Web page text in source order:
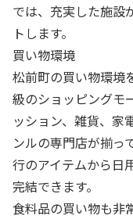
では、充実した施設
トします。
買い物環境
松前町の買い物環境
級のショッピングモ
ッション、雑貨、家
ンルの専門店が揃っ
行のアイテムから日
完結できます。
食料品の買い物も非